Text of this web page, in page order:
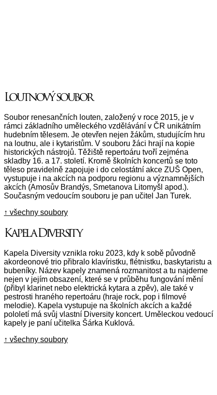
Loutnový soubor
Soubor renesančních louten, založený v roce 2015, je v
rámci základního uměleckého vzdělávání v ČR unikátním
hudebním tělesem. Je otevřen nejen žákům, studujícím hru
na loutnu, ale i kytaristům. V souboru žáci hrají na kopie
historických nástrojů. Těžiště repertoáru tvoří zejména
skladby 16. a 17. století. Kromě školních koncertů se toto
těleso pravidelně zapojuje i do celostátní akce ZUŠ Open,
vystupuje i na akcích na podporu regionu a významnějších
akcích (Amosův Brandýs, Smetanova Litomyšl apod.).
Současným vedoucím souboru je pan učitel Jan Turek.
↑ všechny soubory
Kapela Diversity
Kapela Diversity vznikla roku 2023, kdy k sobě původně
akordeonové trio přibralo klavíristku, flétnistku, baskytaristu a
bubeníky. Název kapely znamená rozmanitost a tu najdeme
nejen v jejím obsazení, které se v průběhu fungování mění
(přibyl klarinet nebo elektrická kytara a zpěv), ale také v
pestrosti hraného repertoáru (hraje rock, pop i filmové
melodie). Kapela vystupuje na školních akcích a každé
pololetí má svůj vlastní Diversity koncert. Uměleckou vedoucí
kapely je paní učitelka Šárka Kuklová.
↑ všechny soubory